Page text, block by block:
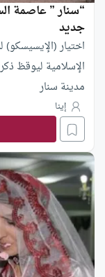
“سنار ” عاصمة
جديد
اختيار (الإيسيسكو)
الإسلامية ليوقظ
مدينة سنار
إينا